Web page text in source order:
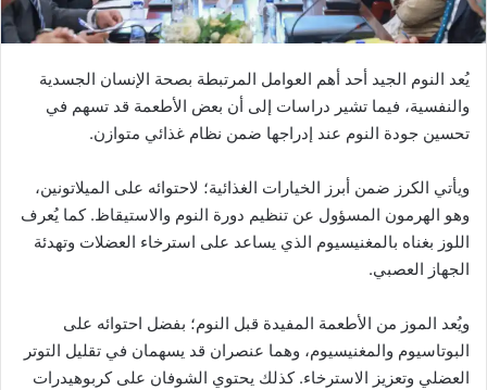
يُعد النوم الجيد أحد أهم العوامل المرتبطة بصحة الإنسان الجسدية
والنفسية، فيما تشير دراسات إلى أن بعض الأطعمة قد تسهم في
تحسين جودة النوم عند إدراجها ضمن نظام غذائي متوازن.
ويأتي الكرز ضمن أبرز الخيارات الغذائية؛ لاحتوائه على الميلاتونين،
وهو الهرمون المسؤول عن تنظيم دورة النوم والاستيقاظ. كما يُعرف
اللوز بغناه بالمغنيسيوم الذي يساعد على استرخاء العضلات وتهدئة
الجهاز العصبي.
ويُعد الموز من الأطعمة المفيدة قبل النوم؛ بفضل احتوائه على
البوتاسيوم والمغنيسيوم، وهما عنصران قد يسهمان في تقليل التوتر
العضلي وتعزيز الاسترخاء. كذلك يحتوي الشوفان على كربوهيدرات